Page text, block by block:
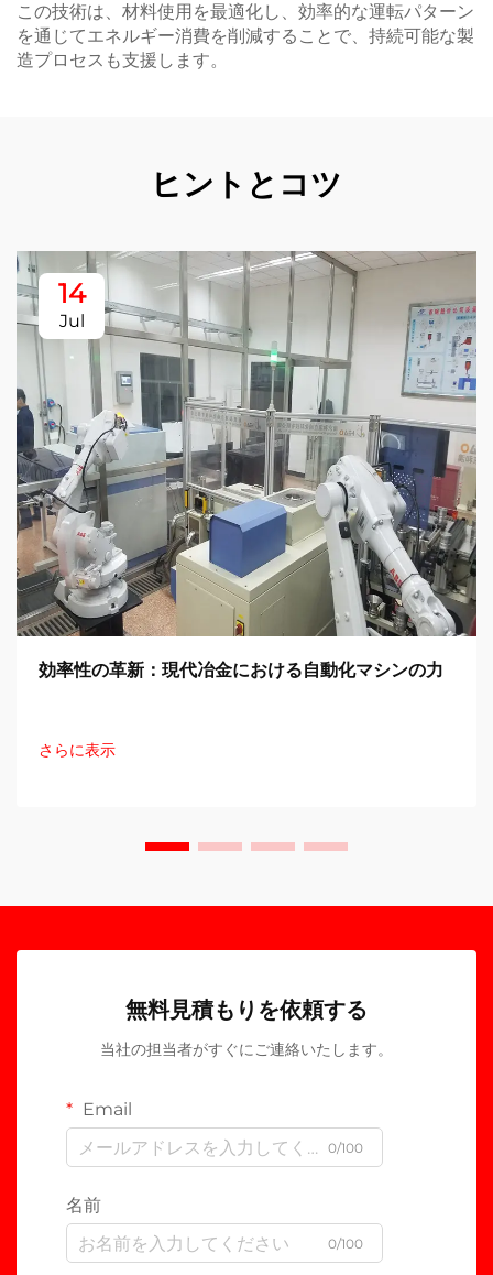
この技術は、材料使用を最適化し、効率的な運転パターン
を通じてエネルギー消費を削減することで、持続可能な製
造プロセスも支援します。
ヒントとコツ
14
Jul
効率性の革新：現代冶金における自動化マシンの力
さらに表示
無料見積もりを依頼する
当社の担当者がすぐにご連絡いたします。
Email
0/100
名前
0/100